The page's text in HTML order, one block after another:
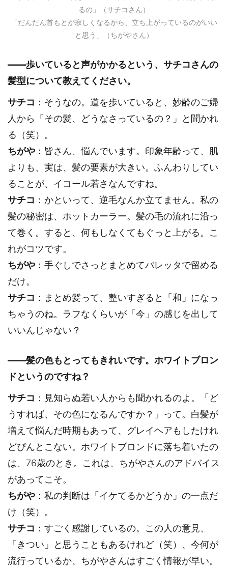
るの」（サチコさん）
「だんだん首もとが寂しくなるから、立ち上がっているのがいい
と思う」（ちがやさん）
――歩いていると声がかかるという、サチコさんの
髪型について教えてください。
サチコ ：そうなの。道を歩いていると、妙齢のご婦
人から「その髪、どうなさっているの？」と聞かれ
る（笑）。
ちがや ：皆さん、悩んでいます。印象年齢って、肌
よりも、実は、髪の要素が大きい。ふんわりしてい
ることが、イコール若さなんですね。
サチコ ：かといって、逆毛なんか立てません。私の
髪の秘密は、ホットカーラー。髪の毛の流れに沿っ
て巻く。すると、何もしなくてもぐっと上がる。こ
れがコツです。
ちがや ：手ぐしでさっとまとめてバレッタで留める
だけ。
サチコ ：まとめ髪って、整いすぎると「和」になっ
ちゃうのね。ラフなくらいが「今」の感じを出して
いいんじゃない？
――髪の色もとってもきれいです。ホワイトブロン
ドというのですね？
サチコ ：見知らぬ若い人からも聞かれるのよ。「ど
うすれば、その色になるんですか？」って。白髪が
増えて悩んだ時期もあって、グレイヘアもしたけれ
どぴんとこない。ホワイトブロンドに落ち着いたの
は、76歳のとき。これは、ちがやさんのアドバイス
があってこそ。
ちがや ：私の判断は「イケてるかどうか」の一点だ
け（笑）。
サチコ ：すごく感謝しているの。この人の意見、
「きつい」と思うこともあるけれど（笑）、今何が
流行っているか、ちがやさんはすごく情報が早い。